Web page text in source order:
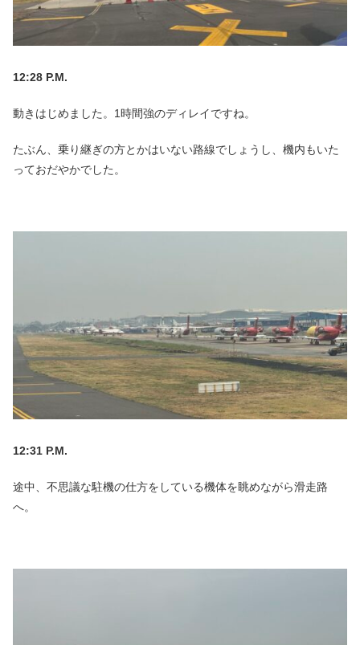
12:28 P.M.
動きはじめました。1時間強のディレイですね。
たぶん、乗り継ぎの方とかはいない路線でしょうし、機内もいた
っておだやかでした。
12:31 P.M.
途中、不思議な駐機の仕方をしている機体を眺めながら滑走路
へ。